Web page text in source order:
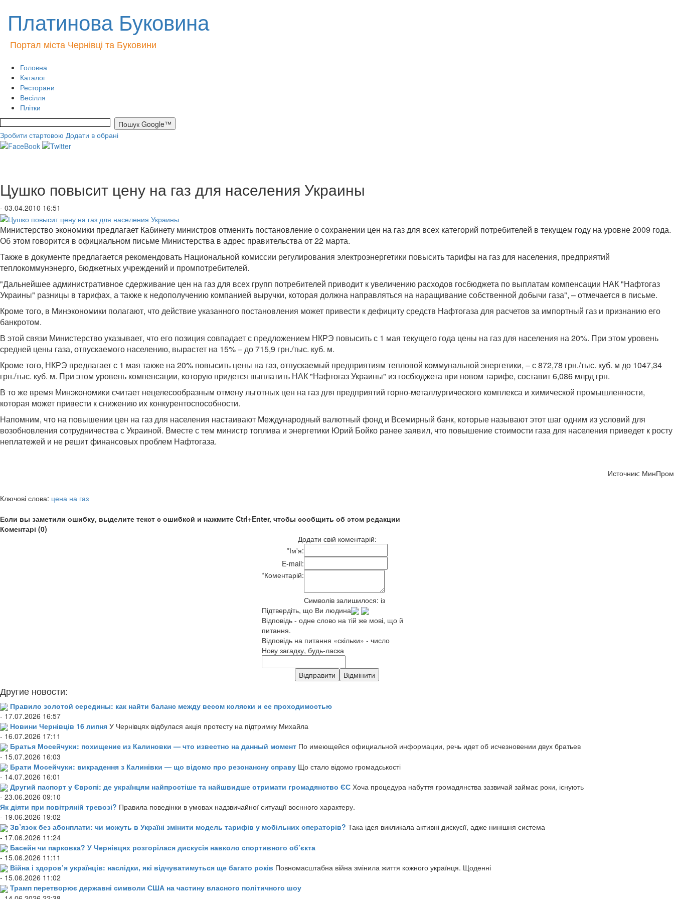
Платинова Буковина
Портал міста Чернівці та Буковини
Головна
Каталог
Ресторани
Весілля
Плітки
Зробити стартовою Додати в обрані
Цушко повысит цену на газ для населения Украины
- 03.04.2010 16:51
Министерство экономики предлагает Кабинету министров отменить постановление о сохранении цен на газ для всех категорий потребителей в текущем году на уровне 2009 года.
Об этом говорится в официальном письме Министерства в адрес правительства от 22 марта.
Также в документе предлагается рекомендовать Национальной комиссии регулирования электроэнергетики повысить тарифы на газ для населения, предприятий
теплокоммунэнерго, бюджетных учреждений и промпотребителей.
"Дальнейшее административное сдерживание цен на газ для всех групп потребителей приводит к увеличению расходов госбюджета по выплатам компенсации НАК "Нафтогаз
Украины" разницы в тарифах, а также к недополучению компанией выручки, которая должна направляться на наращивание собственной добычи газа", – отмечается в письме.
Кроме того, в Минэкономики полагают, что действие указанного постановления может привести к дефициту средств Нафтогаза для расчетов за импортный газ и признанию его
банкротом.
В этой связи Министерство указывает, что его позиция совпадает с предложением НКРЭ повысить с 1 мая текущего года цены на газ для населения на 20%. При этом уровень
средней цены газа, отпускаемого населению, вырастет на 15% – до 715,9 грн./тыс. куб. м.
Кроме того, НКРЭ предлагает с 1 мая также на 20% повысить цены на газ, отпускаемый предприятиям тепловой коммунальной энергетики, – с 872,78 грн./тыс. куб. м до 1047,34
грн./тыс. куб. м. При этом уровень компенсации, которую придется выплатить НАК "Нафтогаз Украины" из госбюджета при новом тарифе, составит 6,086 млрд грн.
В то же время Минэкономики считает нецелесообразным отмену льготных цен на газ для предприятий горно-металлургического комплекса и химической промышленности,
которая может привести к снижению их конкурентоспособности.
Напомним, что на повышении цен на газ для населения настаивают Международный валютный фонд и Всемирный банк, которые называют этот шаг одним из условий для
возобновления сотрудничества с Украиной. Вместе с тем министр топлива и энергетики Юрий Бойко ранее заявил, что повышение стоимости газа для населения приведет к росту
неплатежей и не решит финансовых проблем Нафтогаза.
Источник: МинПром
Ключові слова: цена на газ
Если вы заметили ошибку, выделите текст с ошибкой и нажмите Ctrl+Enter, чтобы сообщить об этом редакции
Коментарі (0)
Додати свій коментарій:
*Ім'я:
E-mail:
*Коментарій:
Символів залишилося: із
Підтвердіть, що Ви людина
Відповідь - одне слово на тій же мові, що й
питання.
Відповідь на питання «скільки» - число
Нову загадку, будь-ласка
Другие новости:
Правило золотой середины: как найти баланс между весом коляски и ее проходимостью
- 17.07.2026 16:57
Новини Чернівців 16 липня У Чернівцях відбулася акція протесту на підтримку Михайла
- 16.07.2026 17:11
Братья Мосейчуки: похищение из Калиновки — что известно на данный момент По имеющейся официальной информации, речь идет об исчезновении двух братьев
- 15.07.2026 16:03
Брати Мосейчуки: викрадення з Калинівки — що відомо про резонансну справу Що стало відомо громадськості
- 14.07.2026 16:01
Другий паспорт у Європі: де українцям найпростіше та найшвидше отримати громадянство ЄС Хоча процедура набуття громадянства зазвичай займає роки, існують
- 23.06.2026 09:10
Як діяти при повітряній тревозі? Правила поведінки в умовах надзвичайної ситуації воєнного характеру.
- 19.06.2026 19:02
Зв’язок без абонплати: чи можуть в Україні змінити модель тарифів у мобільних операторів? Така ідея викликала активні дискусії, адже нинішня система
- 17.06.2026 11:24
Басейн чи парковка? У Чернівцях розгорілася дискусія навколо спортивного об’єкта
- 15.06.2026 11:11
Війна і здоров’я українців: наслідки, які відчуватимуться ще багато років Повномасштабна війна змінила життя кожного українця. Щоденні
- 15.06.2026 11:02
Трамп перетворює державні символи США на частину власного політичного шоу